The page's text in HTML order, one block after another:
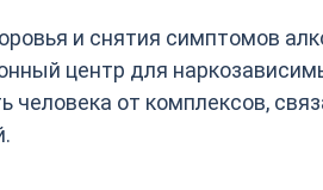
и снятия симптомов
центр для
человека от комплексов,